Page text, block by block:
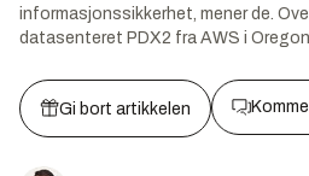
informasjonssikkerhet, mener de.
datasenteret PDX2 fra AWS i
Gi bort artikkelen